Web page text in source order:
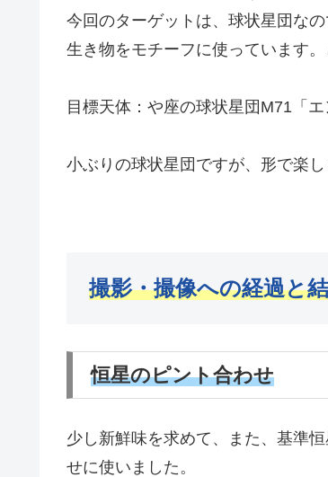
今回のターゲットは、球状星団な
生き物をモチーフに使っています
目標天体：や座の球状星団M71「エ
小ぶりの球状星団ですが、形で楽
撮影・撮像への経過と
恒星のピント合わせ
少し新鮮味を求めて、また、基準
せに使いました。